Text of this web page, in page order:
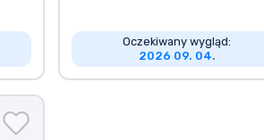
Oczekiwany wygląd:
2026 09. 04.